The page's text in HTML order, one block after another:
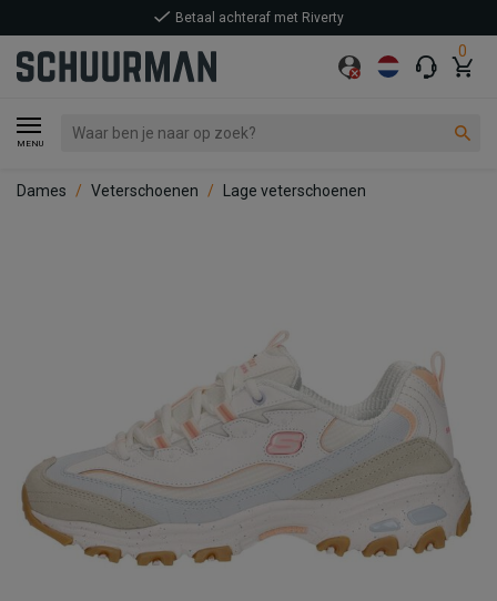
0
MENU
Betaal achteraf met Riverty
Dames Veterschoenen Lage veterschoenen